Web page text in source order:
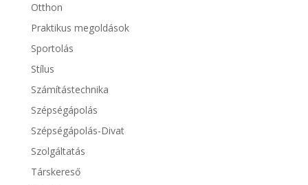
Otthon
Praktikus megoldások
Sportolás
Stílus
Számítástechnika
Szépségápolás
Szépségápolás-Divat
Szolgáltatás
Társkereső